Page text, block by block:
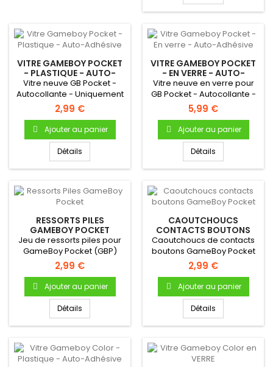
VITRE GAMEBOY POCKET
- PLASTIQUE - AUTO-
ADHÉSIVE
Vitre neuve GB Pocket -
Autocollante - Uniquement
pour Gameboy Pocket
(avec...
2,99 €
Ajouter au panier
Détails
VITRE GAMEBOY POCKET
- EN VERRE - AUTO-
ADHÉSIVE
Vitre neuve en verre pour
GB Pocket - Autocollante -
Uniquement pour
Gameboy...
5,99 €
Ajouter au panier
Détails
RESSORTS PILES
GAMEBOY POCKET
Jeu de ressorts piles pour
GameBoy Pocket (GBP)
2,99 €
Ajouter au panier
Détails
CAOUTCHOUCS
CONTACTS BOUTONS
GAMEBOY POCKET
Caoutchoucs de contacts
boutons GameBoy Pocket
Pour Gameboy Pocket
Bouton A...
2,99 €
Ajouter au panier
Détails